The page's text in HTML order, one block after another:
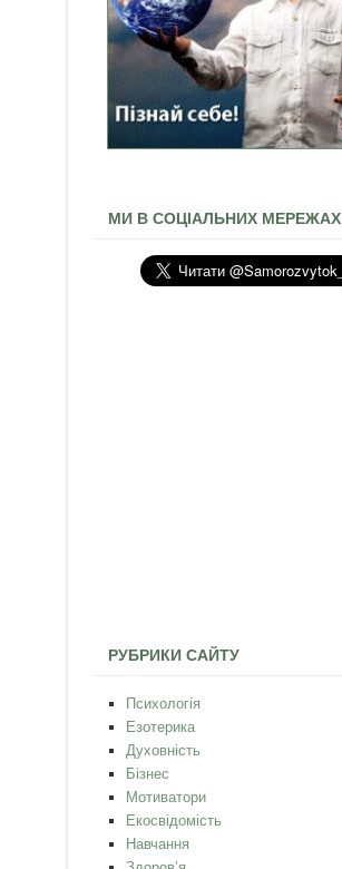
МИ В СОЦІАЛЬНИХ МЕРЕЖАХ
РУБРИКИ САЙТУ
Психологія
Езотерика
Духовність
Бізнес
Мотиватори
Екосвідомість
Навчання